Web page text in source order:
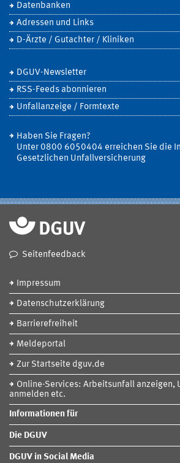
Datenbanken
Adressen und Links
D-Ärzte / Gutachter / Kliniken
DGUV-Newsletter
RSS-Feeds abonnieren
Unfallanzeige / Formtexte
Haben Sie Fragen?
Unter 0800 6050404 erreichen Sie die
Gesetzlichen Unfallversicherung
Seitenfeedback
Impressum
Datenschutzerklärung
Barrierefreiheit
Meldeportal
Zur Startseite dguv.de
Online-Services: Arbeitsunfall anzeigen,
anmelden etc.
Informationen für
Die DGUV
DGUV in Social Media